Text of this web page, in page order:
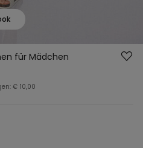
für Mädchen
€ 10,00